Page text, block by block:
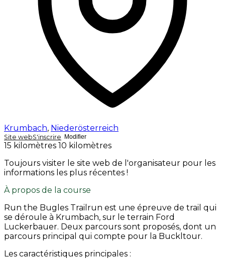
Krumbach, Niederösterreich
Site webS'inscrire Modifier
15 kilomètres 10 kilomètres
Toujours visiter le site web de l'organisateur pour les
informations les plus récentes !
À propos de la course
Run the Bugles Trailrun est une épreuve de trail qui
se déroule à Krumbach, sur le terrain Ford
Luckerbauer. Deux parcours sont proposés, dont un
parcours principal qui compte pour la Buckltour.
Les caractéristiques principales :